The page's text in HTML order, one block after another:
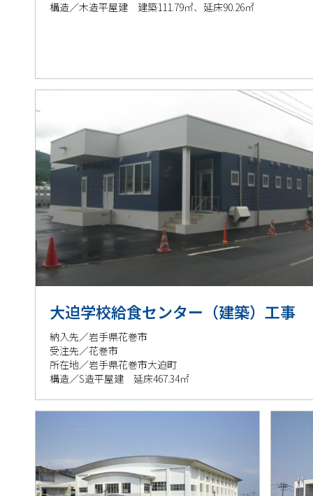
構造／木造平屋建 建築111.79㎡、延床90.26㎡
大迫学校給食センター（建築）工事
納入先／岩手県花巻市
受注先／花巻市
所在地／岩手県花巻市大迫町
構造／S造平屋建 延床467.34㎡